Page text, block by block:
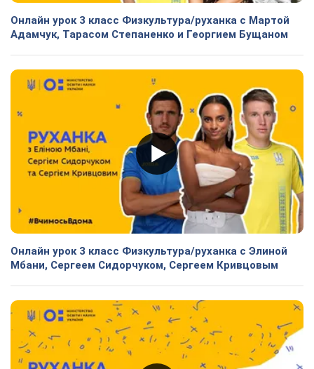
Онлайн урок 3 класс Физкультура/руханка с Мартой
Адамчук, Тарасом Степаненко и Георгием Бущаном
Онлайн урок 3 класс Физкультура/руханка с Элиной
Мбани, Сергеем Сидорчуком, Сергеем Кривцовым